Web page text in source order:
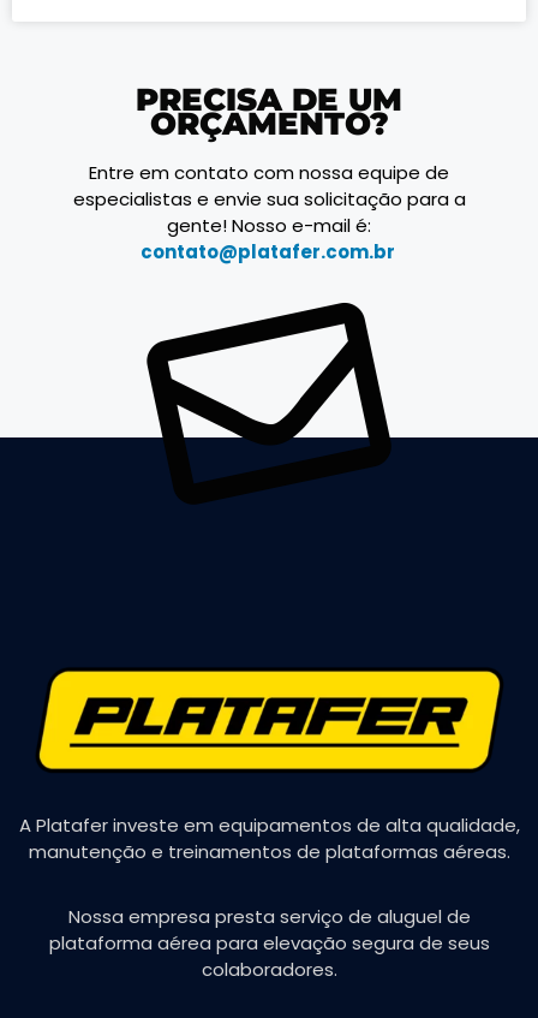
PRECISA DE UM
ORÇAMENTO?
Entre em contato com nossa equipe de
especialistas e envie sua solicitação para a
gente! Nosso e-mail é:
contato@platafer.com.br
A Platafer investe em equipamentos de alta qualidade,
manutenção e treinamentos de plataformas aéreas.
Nossa empresa presta serviço de aluguel de
plataforma aérea para elevação segura de seus
colaboradores.